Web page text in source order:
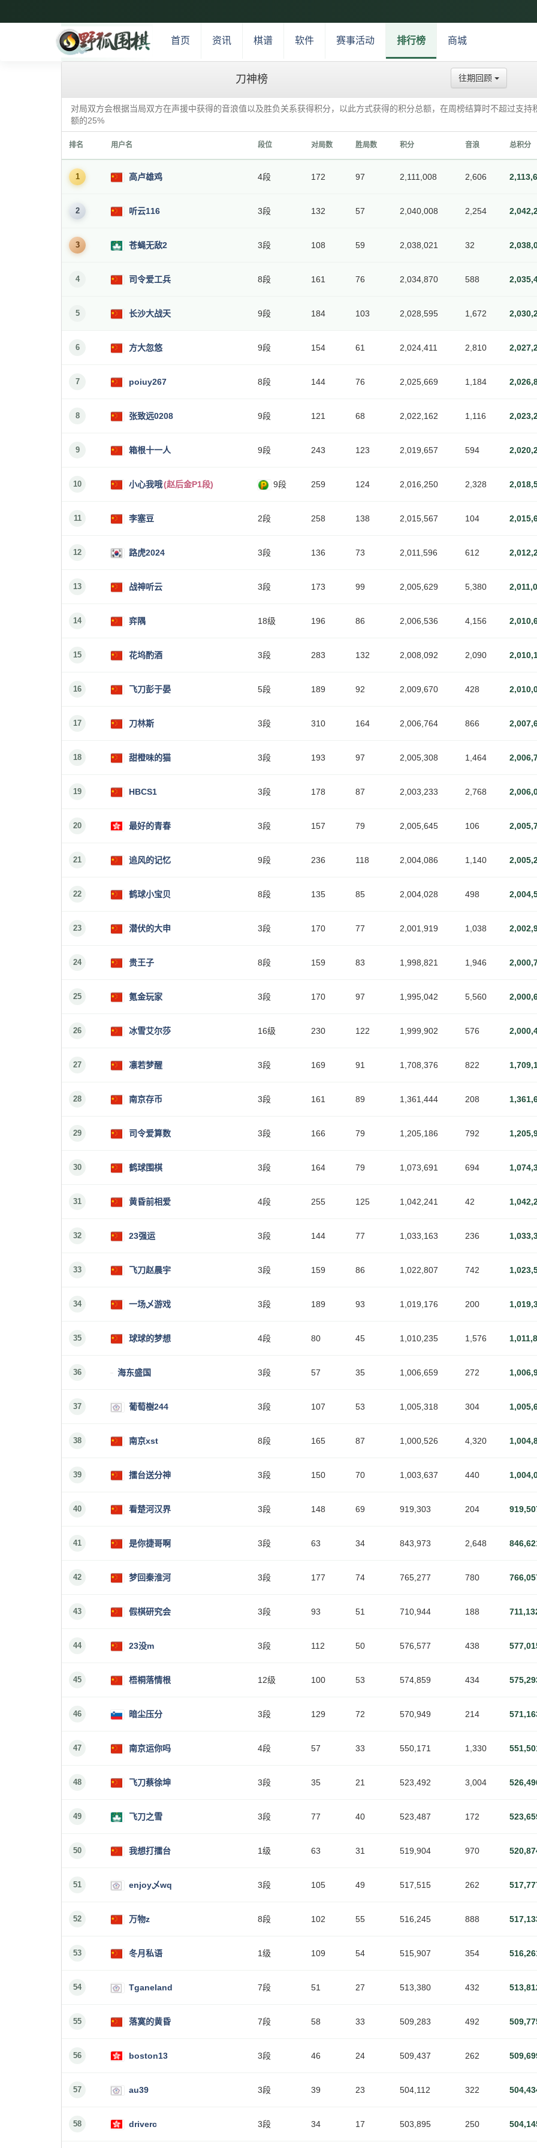
首页 资讯 棋谱 软件 赛事活动 排行榜 商城
刀神榜 往期回顾
对局双方会根据当局双方在声援中获得的音浪值以及胜负关系获得积分，以此方式获得的积分总额，在周榜结算时不超过支持
额的25%
排名 用户名 段位 对局数 胜局数 积分 音浪 总积分
1 高卢雄鸡 4段 172 97 2,111,008 2,606
2 听云116 3段 132 57 2,040,008 2,254
3 苍蝇无敌2 3段 108 59 2,038,021 32
4 司令爱工兵 8段 161 76 2,034,870 588
5 长沙大战天 9段 184 103 2,028,595 1,672
6 方大忽悠 9段 154 61 2,024,411 2,810
7 poiuy267 8段 144 76 2,025,669 1,184
8 张致远0208 9段 121 68 2,022,162 1,116
9 箱根十一人 9段 243 123 2,019,657 594
10 小心我哦(赵后金P1段) 9段 259 124 2,016,250 2,328
11 李塞豆 2段 258 138 2,015,567 104
12 路虎2024 3段 136 73 2,011,596 612
13 战神听云 3段 173 99 2,005,629 5,380
14 弈隅 18级 196 86 2,006,536 4,156
15 花坞酌酒 3段 283 132 2,008,092 2,090
16 飞刀彭于晏 5段 189 92 2,009,670 428
17 刀林斯 3段 310 164 2,006,764 866
18 甜橙味的猫 3段 193 97 2,005,308 1,464
19 HBCS1 3段 178 87 2,003,233 2,768
20 最好的青春 3段 157 79 2,005,645 106
21 追风的记忆 9段 236 118 2,004,086 1,140
22 鹤球小宝贝 8段 135 85 2,004,028 498
23 潜伏的大申 3段 170 77 2,001,919 1,038
24 贵王子 8段 159 83 1,998,821 1,946
25 氪金玩家 3段 170 97 1,995,042 5,560
26 冰雪艾尔莎 16级 230 122 1,999,902 576
27 凛若梦醒 3段 169 91 1,708,376 822
28 南京存币 3段 161 89 1,361,444 208
29 司令爱算数 3段 166 79 1,205,186 792
30 鹤球围棋 3段 164 79 1,073,691 694
31 黄昏前相爱 4段 255 125 1,042,241 42
32 23强运 3段 144 77 1,033,163 236
33 飞刀赵晨宇 3段 159 86 1,022,807 742
34 一场乄游戏 3段 189 93 1,019,176 200
35 球球的梦想 4段 80 45 1,010,235 1,576
36 海东盛国 3段 57 35 1,006,659 272
37 葡萄樹244 3段 107 53 1,005,318 304
38 南京xst 8段 165 87 1,000,526 4,320
39 擂台送分神 3段 150 70 1,003,637 440
40 看楚河汉界 3段 148 69 919,303 204
41 是你捷哥啊 3段 63 34 843,973 2,648
42 梦回秦淮河 3段 177 74 765,277 780
43 假棋研究会 3段 93 51 710,944 188
44 23没m 3段 112 50 576,577 438
45 梧桐落情根 12级 100 53 574,859 434
46 暗尘压分 3段 129 72 570,949 214
47 南京运你吗 4段 57 33 550,171 1,330
48 飞刀蔡徐坤 3段 35 21 523,492 3,004
49 飞刀之雪 3段 77 40 523,487 172
50 我想打擂台 1级 63 31 519,904 970
51 enjoy乄wq 3段 105 49 517,515 262
52 万物z 8段 102 55 516,245 888
53 冬月私语 1级 109 54 515,907 354
54 Tganeland 7段 51 27 513,380 432
55 落寞的黄昏 7段 58 33 509,283 492
56 boston13 3段 46 24 509,437 262
57 au39 3段 39 23 504,112 322
58 driverc 3段 34 17 503,895 250